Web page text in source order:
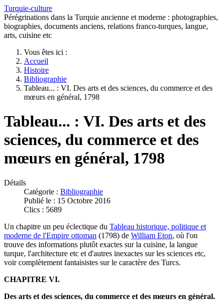
Turquie-culture
Pérégrinations dans la Turquie ancienne et moderne : photographies,
biographies, documents anciens, relations franco-turques, langue,
arts, cuisine etc
Vous êtes ici :
Accueil
Histoire
Bibliographie
Tableau... : VI. Des arts et des sciences, du commerce et des
mœurs en général, 1798
Tableau... : VI. Des arts et des
sciences, du commerce et des
mœurs en général, 1798
Détails
Catégorie : Bibliographie
Publié le : 15 Octobre 2016
Clics : 5689
Un chapitre un peu éclectique du Tableau historique, politique et
moderne de l'Empire ottoman (1798) de William Eton, où l'on
trouve des informations plutôt exactes sur la cuisine, la langue
turque, l'architecture etc et d'autres inexactes sur les sciences etc,
voir complètement fantaisistes sur le caractère des Turcs.
CHAPITRE VI.
Des arts et des sciences, du commerce et des mœurs en général.